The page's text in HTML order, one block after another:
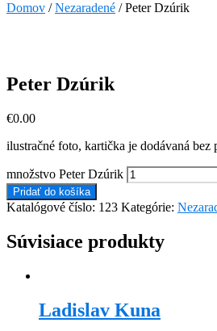
Domov /Nezaradené / Peter Dzúrik
Peter Dzúrik
€0.00
ilustračné foto, kartička je dodávaná bez
množstvo Peter Dzúrik
Pridať do košíka
Katalógové číslo: 123 Kategórie:
Súvisiace produkty
Ladislav Kuna